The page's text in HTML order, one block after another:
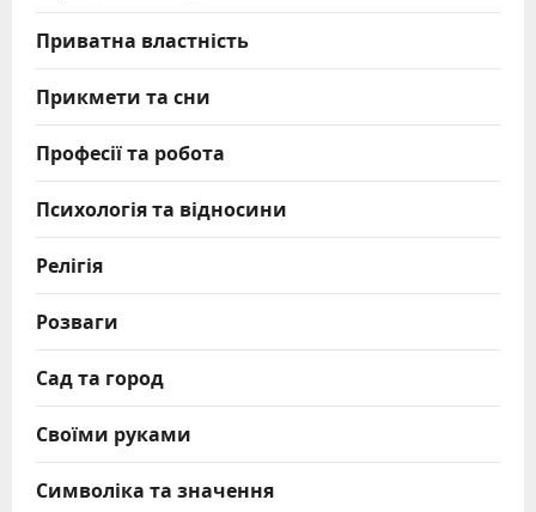
Приватна властність
Прикмети та сни
Професії та робота
Психологія та відносини
Релігія
Розваги
Сад та город
Своїми руками
Символіка та значення